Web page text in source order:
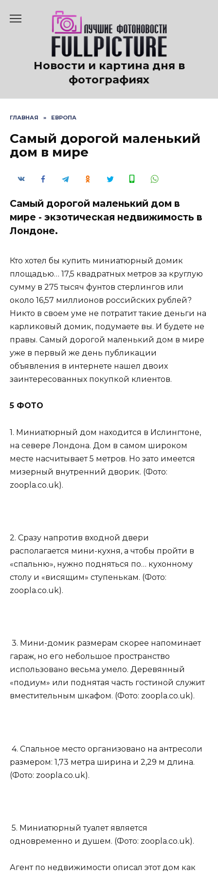
содержанию
Новости и картина дня в
фотографиях
ГЛАВНАЯ » ЕВРОПА
Самый дорогой маленький
дом в мире
Самый дорогой маленький дом в
мире - экзотическая недвижимость в
Лондоне.
Кто хотел бы купить миниатюрный домик
площадью… 17,5 квадратных метров за круглую
сумму в 275 тысяч фунтов стерлингов или
около 16,57 миллионов российских рублей?
Никто в своем уме не потратит такие деньги на
карликовый домик, подумаете вы. И будете не
правы. Самый дорогой маленький дом в мире
уже в первый же день публикации
объявления в интернете нашел двоих
заинтересованных покупкой клиентов.
5 ФОТО
1. Миниатюрный дом находится в Ислингтоне,
на севере Лондона. Дом в самом широком
месте насчитывает 5 метров. Но зато имеется
мизерный внутренний дворик. (Фото:
zoopla.co.uk).
2. Сразу напротив входной двери
располагается мини-кухня, а чтобы пройти в
«спальню», нужно подняться по… кухонному
столу и «висящим» ступенькам. (Фото:
zoopla.co.uk).
3. Мини-домик размерам скорее напоминает
гараж, но его небольшое пространство
использовано весьма умело. Деревянный
«подиум» или поднятая часть гостиной служит
вместительным шкафом. (Фото: zoopla.co.uk).
4. Спальное место организовано на антресоли
размером: 1,73 метра ширина и 2,29 м длина.
(Фото: zoopla.co.uk).
5. Миниатюрный туалет является
одновременно и душем. (Фото: zoopla.co.uk).
Агент по недвижимости описал этот дом как